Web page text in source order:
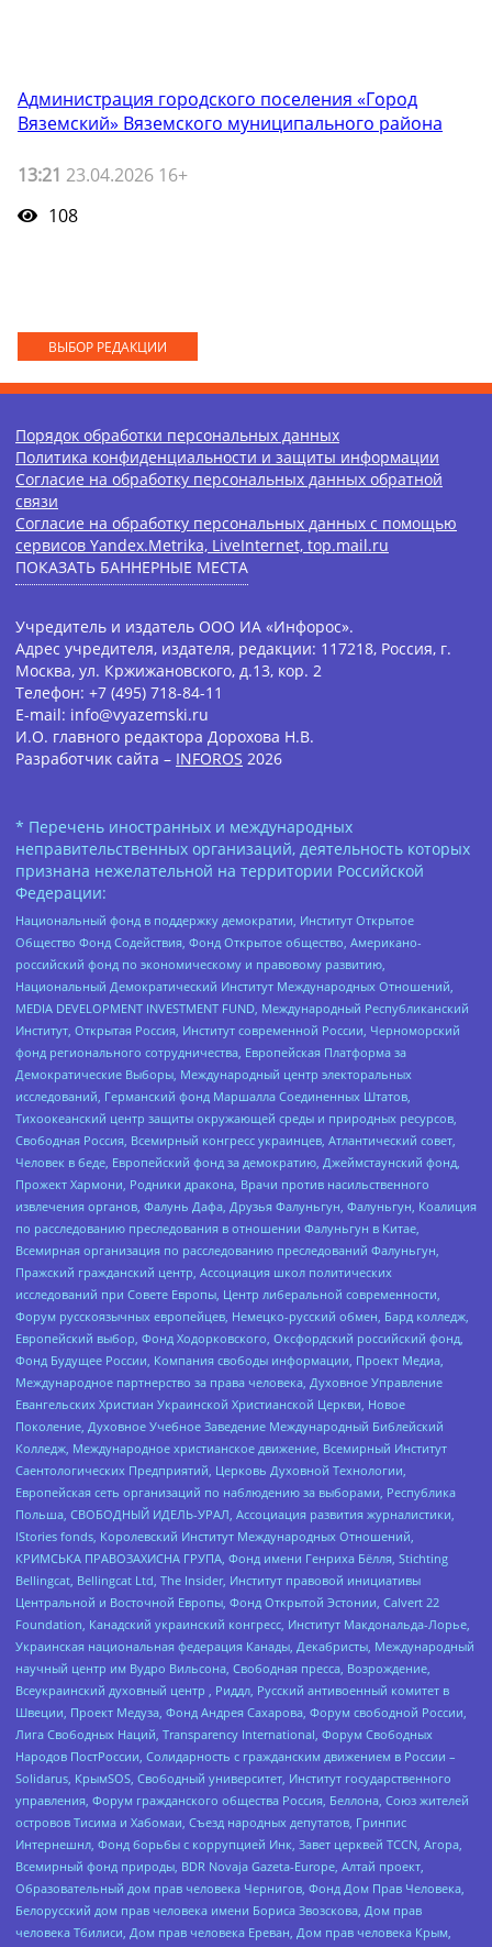
Администрация городского поселения «Город
Вяземский» Вяземского муниципального района
13:21 23.04.2026 16+
108
ВЫБОР РЕДАКЦИИ
Порядок обработки персональных данных
Политика конфиденциальности и защиты информации
Согласие на обработку персональных данных обратной
связи
Согласие на обработку персональных данных с помощью
сервисов Yandex.Metrika, LiveInternet, top.mail.ru
ПОКАЗАТЬ БАННЕРНЫЕ МЕСТА
Учредитель и издатель ООО ИА «Инфорос».
Адрес учредителя, издателя, редакции: 117218, Россия, г.
Москва, ул. Кржижановского, д.13, кор. 2
Телефон: +7 (495) 718-84-11
E-mail: info@vyazemski.ru
И.О. главного редактора Дорохова Н.В.
Разработчик сайта – INFOROS 2026
* Перечень иностранных и международных
неправительственных организаций, деятельность которых
признана нежелательной на территории Российской
Федерации:
Национальный фонд в поддержку демократии, Институт Открытое
Общество Фонд Содействия, Фонд Открытое общество, Американо-
российский фонд по экономическому и правовому развитию,
Национальный Демократический Институт Международных Отношений,
MEDIA DEVELOPMENT INVESTMENT FUND, Международный Республиканский
Институт, Открытая Россия, Институт современной России, Черноморский
фонд регионального сотрудничества, Европейская Платформа за
Демократические Выборы, Международный центр электоральных
исследований, Германский фонд Маршалла Соединенных Штатов,
Тихоокеанский центр защиты окружающей среды и природных ресурсов,
Свободная Россия, Всемирный конгресс украинцев, Атлантический совет,
Человек в беде, Европейский фонд за демократию, Джеймстаунский фонд,
Прожект Хармони, Родники дракона, Врачи против насильственного
извлечения органов, Фалунь Дафа, Друзья Фалуньгун, Фалуньгун, Коалиция
по расследованию преследования в отношении Фалуньгун в Китае,
Всемирная организация по расследованию преследований Фалуньгун,
Пражский гражданский центр, Ассоциация школ политических
исследований при Совете Европы, Центр либеральной современности,
Форум русскоязычных европейцев, Немецко-русский обмен, Бард колледж,
Европейский выбор, Фонд Ходорковского, Оксфордский российский фонд,
Фонд Будущее России, Компания свободы информации, Проект Медиа,
Международное партнерство за права человека, Духовное Управление
Евангельских Христиан Украинской Христианской Церкви, Новое
Поколение, Духовное Учебное Заведение Международный Библейский
Колледж, Международное христианское движение, Всемирный Институт
Саентологических Предприятий, Церковь Духовной Технологии,
Европейская сеть организаций по наблюдению за выборами, Республика
Польша, СВОБОДНЫЙ ИДЕЛЬ-УРАЛ, Ассоциация развития журналистики,
IStories fonds, Королевский Институт Международных Отношений,
КРИМСЬКА ПРАВОЗАХИСНА ГРУПА, Фонд имени Генриха Бёлля, Stichting
Bellingcat, Bellingcat Ltd, The Insider, Институт правовой инициативы
Центральной и Восточной Европы, Фонд Открытой Эстонии, Calvert 22
Foundation, Канадский украинский конгресс, Институт Макдональда-Лорье,
Украинская национальная федерация Канады, Декабристы, Международный
научный центр им Вудро Вильсона, Свободная пресса, Возрождение,
Всеукраинский духовный центр , Риддл, Русский антивоенный комитет в
Швеции, Проект Медуза, Фонд Андрея Сахарова, Форум свободной России,
Лига Свободных Наций, Transparеncy International, Форум Свободных
Народов ПостРоссии, Солидарность с гражданским движением в России –
Solidarus, КрымSOS, Свободный университет, Институт государственного
управления, Форум гражданского общества Россия, Беллона, Союз жителей
островов Тисима и Хабомаи, Съезд народных депутатов, Гринпис
Интернешнл, Фонд борьбы с коррупцией Инк, Завет церквей TCCN, Агора,
Всемирный фонд природы, BDR Novaja Gazeta-Europe, Алтай проект,
Образовательный дом прав человека Чернигов, Фонд Дом Прав Человека,
Белорусский дом прав человека имени Бориса Звозскова, Дом прав
человека Тбилиси, Дом прав человека Ереван, Дом прав человека Крым,